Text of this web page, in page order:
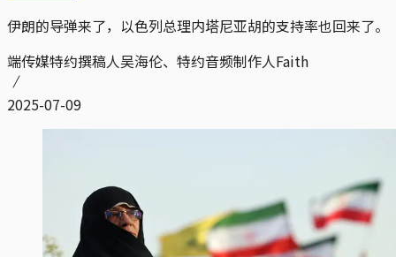
伊朗的导弹来了，以色列总理内塔尼亚胡的支持率也回来了。
端传媒特约撰稿人吴海伦、特约音频制作人Faith
2025-07-09